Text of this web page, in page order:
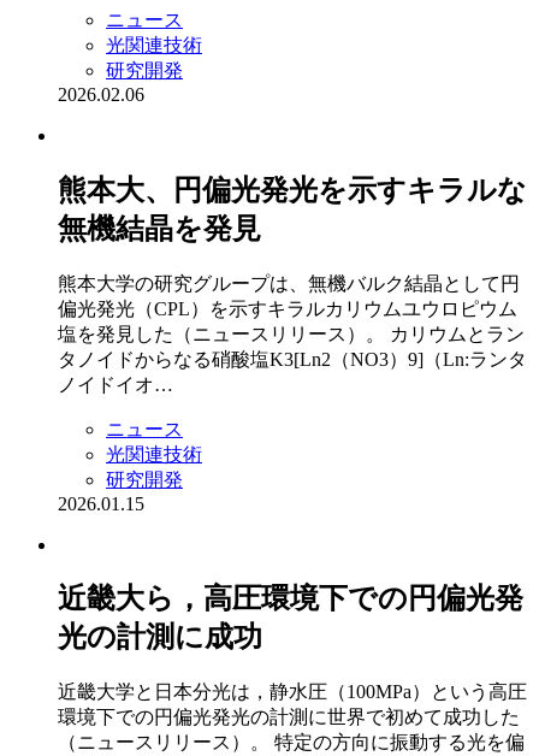
ニュース
光関連技術
研究開発
2026.02.06
熊本大、円偏光発光を示すキラルな
無機結晶を発見
熊本大学の研究グループは、無機バルク結晶として円
偏光発光（CPL）を示すキラルカリウムユウロピウム
塩を発見した（ニュースリリース）。 カリウムとラン
タノイドからなる硝酸塩K3[Ln2（NO3）9]（Ln:ランタ
ノイドイオ…
ニュース
光関連技術
研究開発
2026.01.15
近畿大ら，高圧環境下での円偏光発
光の計測に成功
近畿大学と日本分光は，静水圧（100MPa）という高圧
環境下での円偏光発光の計測に世界で初めて成功した
（ニュースリリース）。 特定の方向に振動する光を偏